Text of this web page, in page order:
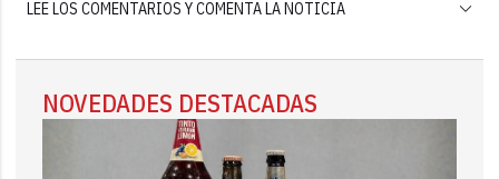
LEE LOS COMENTARIOS Y COMENTA LA NOTICIA
NOVEDADES DESTACADAS